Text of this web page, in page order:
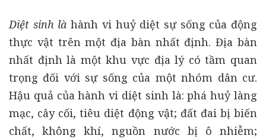
Diệt sinh là hành vi huỷ diệt sự sống của động
thực vật trên một địa bàn nhất định. Địa bàn
nhất định là một khu vực địa lý có tầm quan
trọng đối với sự sống của một nhóm dân cư.
Hậu quả của hành vi diệt sinh là: phá huỷ làng
mạc, cây cối, tiêu diệt động vật; đất đai bị biến
chất, không khí, nguồn nước bị ô nhiễm;